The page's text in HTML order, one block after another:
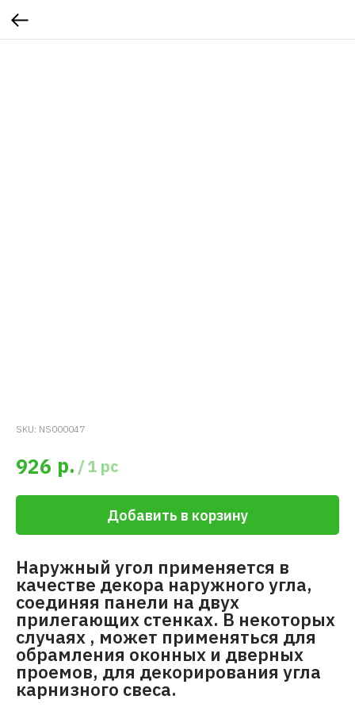
SKU: NS000047
926 р. /1 pc
Добавить в корзину
Наружный угол применяется в
качестве декора наружного угла,
соединяя панели на двух
прилегающих стенках. В некоторых
случаях , может применяться для
обрамления оконных и дверных
проемов, для декорирования угла
карнизного свеса.